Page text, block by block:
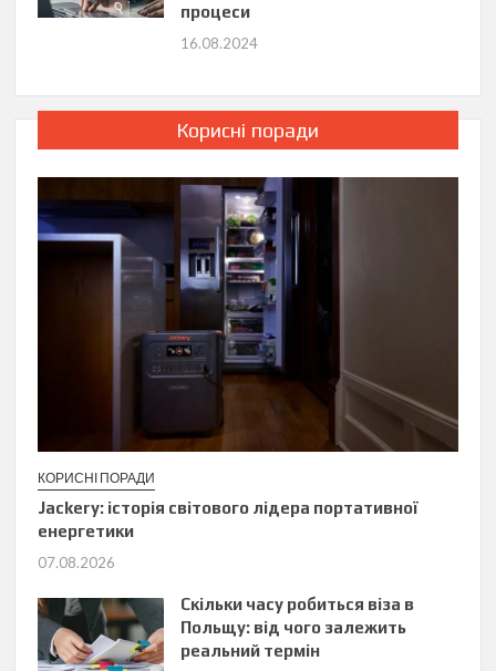
процеси
16.08.2024
Корисні поради
КОРИСНІ ПОРАДИ
Jackery: історія світового лідера портативної
енергетики
07.08.2026
Скільки часу робиться віза в
Польщу: від чого залежить
реальний термін